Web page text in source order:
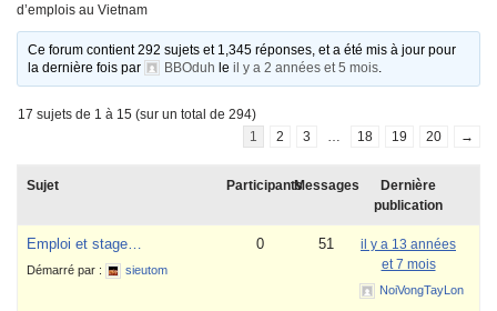
d’emplois au Vietnam
Ce forum contient 292 sujets et 1,345 réponses, et a été mis à jour pour
la dernière fois par
BBOduh leil y a 2 années et 5 mois
17 sujets de 1 à 15 (sur un total de 294)
1
2 3 18 19 20 →
Sujet ParticipantsMessages
Dernière
publication
Emploi et stage…
Démarré par : sieutom
0 51
il y a 13 années
et 7 mois
NoiVongTayLon